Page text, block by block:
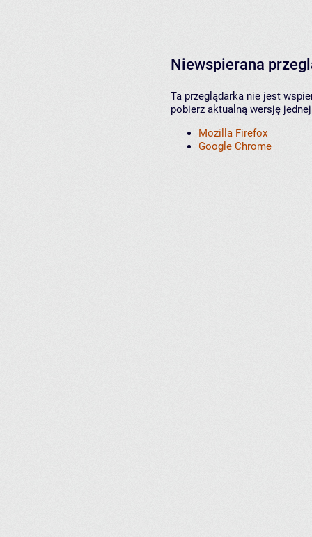
Niewspierana
Ta przeglądarka nie jest
pobierz aktualną wersję
Mozilla Firefox
Google Chrome